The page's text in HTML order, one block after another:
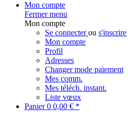
Mon compte
Fermer menu
Mon compte
Se connecterou s'inscrire
Mon compte
Profil
Adresses
Changer mode paiement
Mes comm.
Mes téléch. instant.
Liste vœux
Panier0 0,00 € *